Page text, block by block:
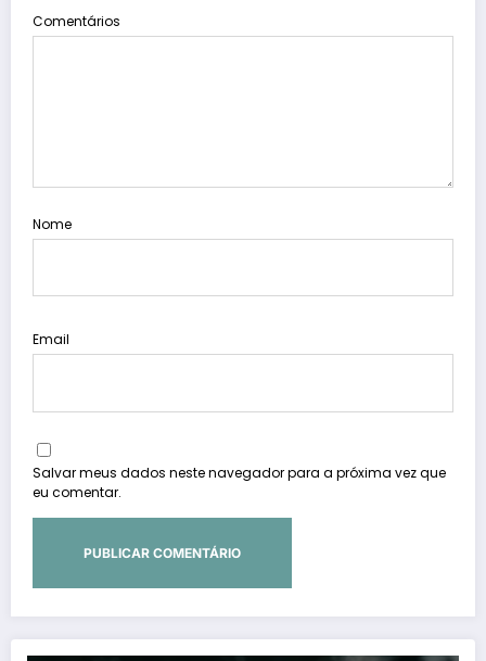
Comentários
Nome
Email
Salvar meus dados neste navegador para a próxima vez que
eu comentar.